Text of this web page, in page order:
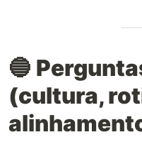
🔵
(cultura,